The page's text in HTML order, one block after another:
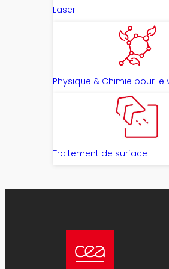
Laser
Physique & Chimie pour le
Traitement de surface